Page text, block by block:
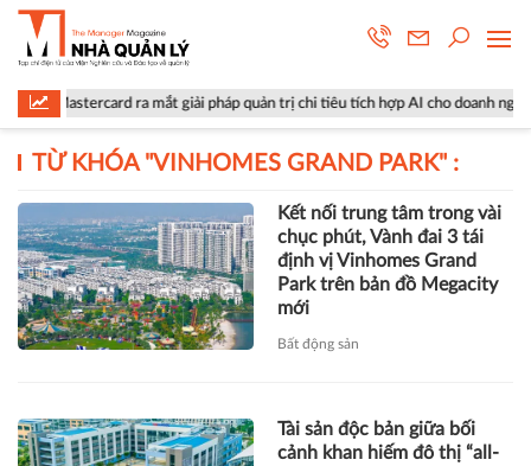
Mastercard ra mắt giải pháp quản trị chi tiêu tích hợp AI cho doanh nghiệp
TỪ KHÓA "VINHOMES GRAND PARK" :
Kết nối trung tâm trong vài
chục phút, Vành đai 3 tái
định vị Vinhomes Grand
Park trên bản đồ Megacity
mới
Bất động sản
Tài sản độc bản giữa bối
cảnh khan hiếm đô thị “all-